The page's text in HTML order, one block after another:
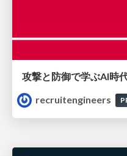
recruitengineers